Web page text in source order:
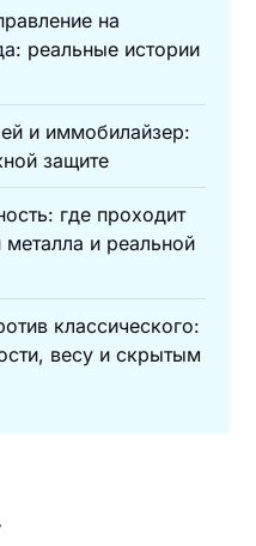
на
реальные истории
и иммобилайзер:
защите
где проходит
и реальной
классического:
весу и скрытым